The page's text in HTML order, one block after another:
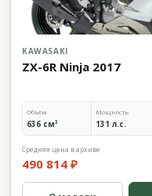
KAWASAKI
ZX-6R Ninja 2017
Объём
636 см³
Мощность
131 л.с.
Средняя цена в архиве
490 814 ₽